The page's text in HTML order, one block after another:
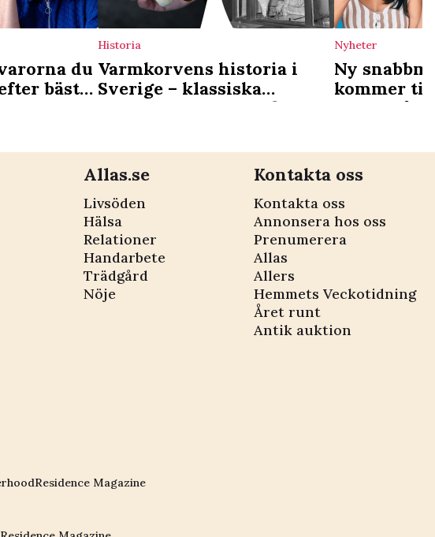
du
bäst
Historia
Varmkorvens historia i
Sverige – klassiska
korvkioskerna som finns
Nyheter
Ny
kommer
satsar på
Allas.se
Livsöden
Hälsa
Relationer
Handarbete
Trädgård
Nöje
Kontakta oss
Kontakta oss
Annonsera hos oss
Prenumerera
Allas
Allers
Hemmets Veckotidning
Året runt
Antik auktion
Residence Magazine